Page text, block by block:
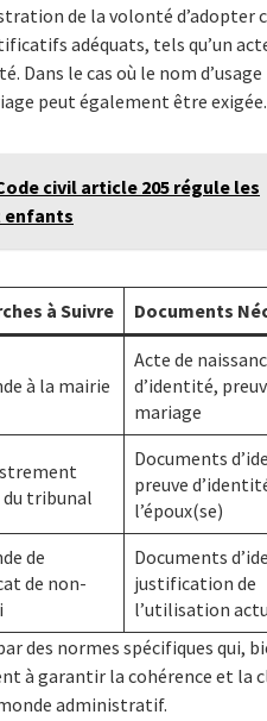
de la volonté d’adopter
adéquats, tels qu’un
Dans le cas où le nom
peut également être exigée.
civil article 205 régule les
enfants
à Suivre Documents
à la mairie
Acte de
d’identité,
mariage
du tribunal
Documents
preuve
l’époux(se)
de
de non-
Documents
justification de
l’utilisation
des normes spécifiques qui,
à garantir la cohérence et la
administratif.